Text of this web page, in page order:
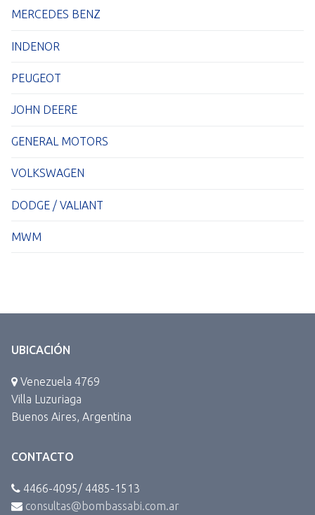
MERCEDES BENZ
INDENOR
PEUGEOT
JOHN DEERE
GENERAL MOTORS
VOLKSWAGEN
DODGE / VALIANT
MWM
UBICACIÓN
Venezuela 4769
Villa Luzuriaga
Buenos Aires, Argentina
CONTACTO
4466-4095/ 4485-1513
consultas@bombassabi.com.ar